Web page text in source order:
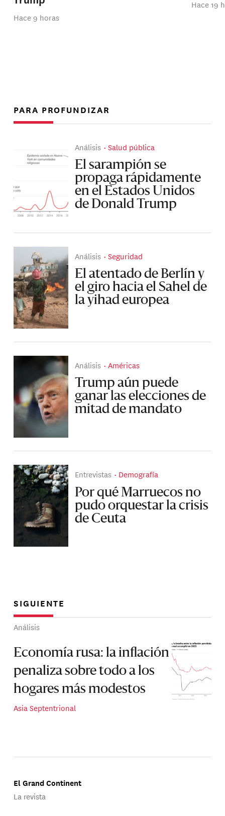
Hace 9 horas
Hace 19
PARA PROFUNDIZAR
Análisis Salud pública
El sarampión se
propaga rápidamente
en el Estados Unidos
de Donald Trump
Análisis Seguridad
El atentado de Berlín y
el giro hacia el Sahel de
la yihad europea
Análisis Américas
Trump aún puede
ganar las elecciones de
mitad de mandato
Entrevistas Demografía
Por qué Marruecos no
pudo orquestar la crisis
de Ceuta
SIGUIENTE
Análisis
Economía rusa: la inflación
penaliza sobre todo a los
hogares más modestos
Asia Septentrional
El Grand Continent
La revista